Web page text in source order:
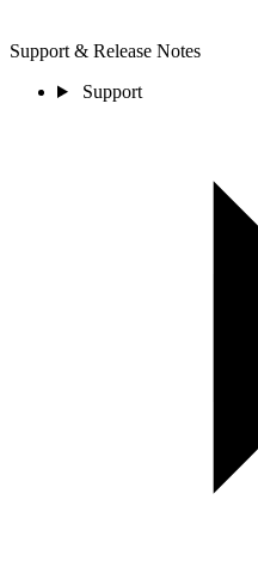
Support & Release Notes
Support